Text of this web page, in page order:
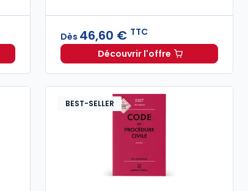
€ TTC
2026, annoté, commenté en ligne à 79,00 € TTC
Dès 46,60 € TTC
Découvrir l'offreLe guide pénal 2026.
BEST-SELLER